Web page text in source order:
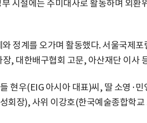
시절에는 주미대사로 활동하며 외환
정계를 오가며 활동했다. 서울국제포
, 대한배구협회 고문, 아산재단 이사
현우(EIG 아시아 대표)씨, 딸 소영·
회장), 사위 이강호(한국예술종합학교